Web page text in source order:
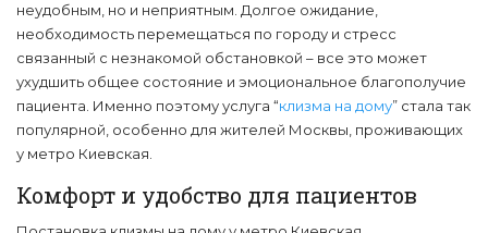
неудобным, но и неприятным. Долгое ожидание,
необходимость перемещаться по городу и стресс
связанный с незнакомой обстановкой – все это может
ухудшить общее состояние и эмоциональное благополучие
пациента. Именно поэтому услуга “клизма на дому” стала так
популярной, особенно для жителей Москвы, проживающих
у метро Киевская.
Комфорт и удобство для пациентов